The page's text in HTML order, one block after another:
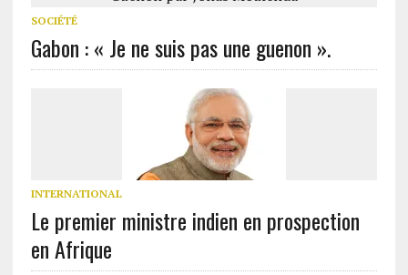
SOCIÉTÉ
Gabon : « Je ne suis pas une guenon ».
INTERNATIONAL
Le premier ministre indien en prospection
en Afrique